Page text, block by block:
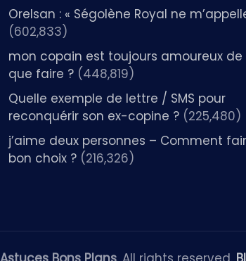
Orelsan : « Ségolène Royal ne
(602,833)
mon copain est toujours amoureux de
que faire ? (448,819)
Quelle exemple de lettre / SMS pour
reconquérir son ex-copine ? (225,480)
j’aime deux personnes – Comment
bon choix ? (216,326)